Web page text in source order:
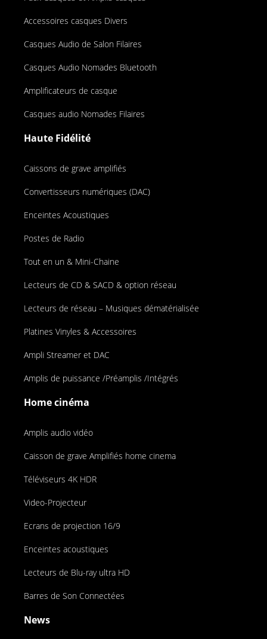
Accessoires casques Divers
Casques Audio de Salon Filaires
Casques Audio Nomades Bluetooth
Amplificateurs de casque
Casques audio Nomades Filaires
Haute Fidélité
Caissons de grave amplifiés
Convertisseurs numériques (DAC)
Enceintes Acoustiques
Postes de Radio
Tout en un & Mini-Chaine
Lecteurs de CD & SACD & option réseau
Lecteurs de réseau – Musiques dématérialisée
Platines Vinyles & Accessoires
Ampli Streamer et DAC
Amplis de puissance /Préamplis /Intégrés
Home cinéma
Amplis audio vidéo
Caisson de grave Amplifiés home cinema
Téléviseurs 4K HDR
Video-Projecteur
Ecrans de projection 16/9
Enceintes acoustiques
Lecteurs de Blu-ray ultra HD
Barres de Son Connectées
News